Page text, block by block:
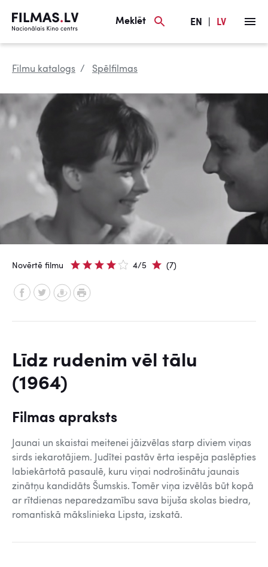
Meklēt EN LV
Filmu katalogs Spēlfilmas
Novērtē filmu 4/5 (7)
Līdz rudenim vēl tālu
(1964)
Filmas apraksts
Jaunai un skaistai meitenei jāizvēlas starp diviem viņas
sirds iekarotājiem. Judītei pastāv ērta iespēja paslēpties
labiekārtotā pasaulē, kuru viņai nodrošinātu jaunais
zinātņu kandidāts Šumskis. Tomēr viņa izvēlās būt kopā
ar rītdienas neparedzamību sava bijuša skolas biedra,
romantiskā mākslinieka Lipsta, izskatā.